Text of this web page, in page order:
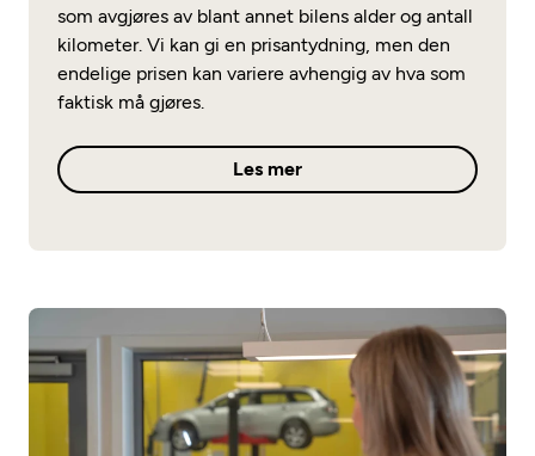
som avgjøres av blant annet bilens alder og antall
kilometer. Vi kan gi en prisantydning, men den
endelige prisen kan variere avhengig av hva som
faktisk må gjøres.
Les mer